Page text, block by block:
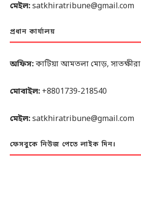
মেইল:satkhiratribune@gmail.com
প্রধান কার্যালয়
অফিস:কাটিয়া আমতলা মোড়, সাতক্ষীরা
মোবাইল: +8801739-218540
মেইল:satkhiratribune@gmail.com
ফেসবুকে নিউজ পেতে লাইক দিন।